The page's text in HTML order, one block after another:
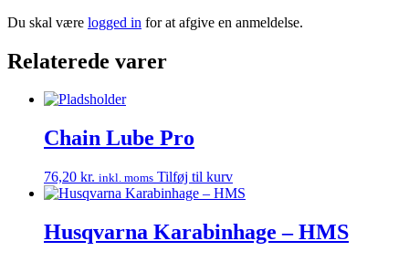
Du skal være logged in for at afgive en anmeldelse.
Relaterede varer
Chain Lube Pro
76,20 kr. inkl. moms Tilføj til kurv
Husqvarna Karabinhage – HMS